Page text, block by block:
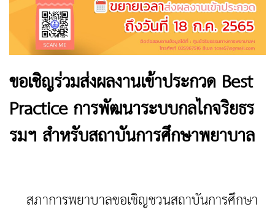
ขอเชิญร่วมส่งผลงานเข้าประกวด Best
Practice การพัฒนาระบบกลไกจริยธร
รมฯ สำหรับสถาบันการศึกษาพยาบาล
สภาการพยาบาลขอเชิญชวนสถาบันการศึกษา